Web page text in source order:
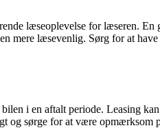
læseoplevelse for læseren.
læsevenlig. Sørg for at
i en aftalt periode. Leasing
og sørge for at være opmærksom